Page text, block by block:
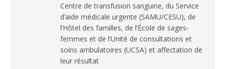
Centre de transfusion sanguine, du Service
d’aide médicale urgente (SAMU/CESU), de
l’Hôtel des familles, de l’École de sages-
femmes et de l’Unité de consultations et
soins ambulatoires (UCSA) et affectation de
leur résultat